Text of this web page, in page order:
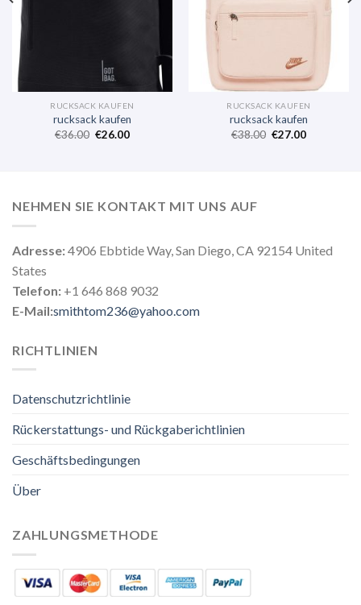
RUCKSACK KAUFEN
rucksack kaufen
€36.00 €26.00
RUCKSACK KAUFEN
rucksack kaufen
€38.00 €27.00
NEHMEN SIE KONTAKT MIT UNS AUF
Adresse:4906 Ebbtide Way, San Diego, CA 92154 United
States
Telefon: +1 646 868 9032
E-Mail:smithtom236@yahoo.com
RICHTLINIEN
Datenschutzrichtlinie
Rückerstattungs- und Rückgaberichtlinien
Geschäftsbedingungen
Über
ZAHLUNGSMETHODE